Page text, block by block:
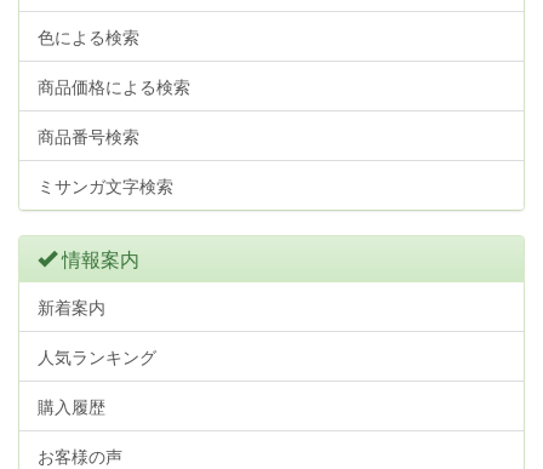
色による検索
商品価格による検索
商品番号検索
ミサンガ文字検索
情報案内
新着案内
人気ランキング
購入履歴
お客様の声